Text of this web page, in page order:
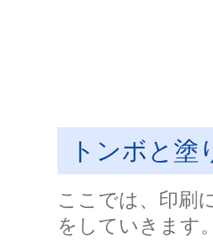
トンボと塗
ここでは、印刷
をしていきます